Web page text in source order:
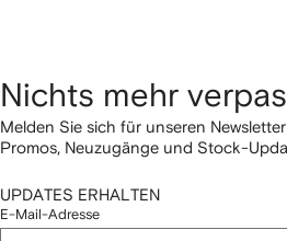
Nichts mehr
Melden Sie sich für unseren
Promos, Neuzugänge und Stock-
UPDATES ERHALTEN
E-Mail-Adresse